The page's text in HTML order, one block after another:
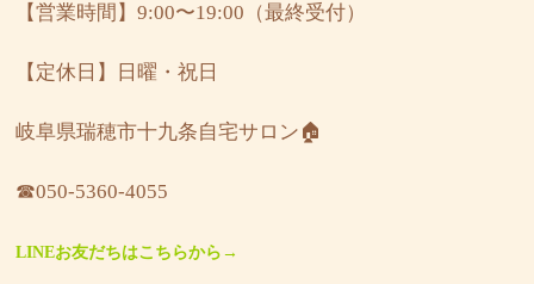
【営業時間】9:00〜19:00（最終受付）
【定休日】日曜・祝日
岐阜県瑞穂市十九条自宅サロン🏠
☎︎050-5360-4055
LINEお友だちはこちらから→